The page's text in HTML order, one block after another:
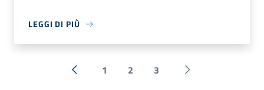
LEGGI DI PIÙ
« Precedente
1 2 3 Successiva »